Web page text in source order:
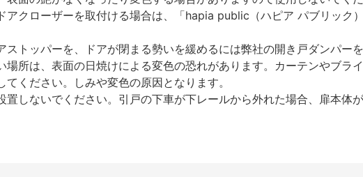
クローザーを取付ける場合は、「hapia public（ハピア パブリック
トッパーを、ドアが閉まる勢いを緩めるには弊社の開き戸ダンパー
所は、表面の日焼けによる変色の恐れがあります。カーテンやブラ
ください。しみや変色の原因となります。
しないでください。引戸の下車が下レールから外れた場合、扉本体